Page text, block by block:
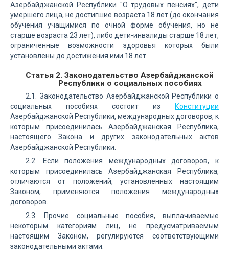
Азербайджанской Республики "О трудовых пенсиях", дети
умершего лица, не достигшие возраста 18 лет (до окончания
обучения учащимися по очной форме обучения, но не
старше возраста 23 лет), либо дети-инвалиды старше 18 лет,
ограниченные возможности здоровья которых были
установлены до достижения ими 18 лет.
Статья 2. Законодательство Азербайджанской
Республики о социальных пособиях
2.1. Законодательство Азербайджанской Республики о
социальных пособиях состоит из
Конституции
Азербайджанской Республики, международных договоров, к
которым присоединилась Азербайджанская Республика,
настоящего Закона и других законодательных актов
Азербайджанской Республики.
2.2. Если положения международных договоров, к
которым присоединилась Азербайджанская Республика,
отличаются от положений, установленных настоящим
Законом, применяются положения международных
договоров.
2.3. Прочие социальные пособия, выплачиваемые
некоторым категориям лиц, не предусматриваемым
настоящим Законом, регулируются соответствующими
законодательными актами.